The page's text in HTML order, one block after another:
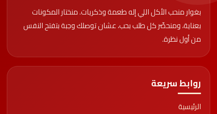
بغوار منحب الأكل اللي إله طعمة وذكريات. منختار المكونات
بعناية، ومنحضّر كل طلب بحب، عشان توصلك وجبة بتفتح النفس
من أول نظرة.
روابط سريعة
الرئيسية